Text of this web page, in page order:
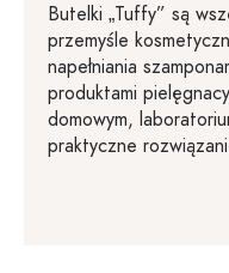
Butelki „Tuffy” są
przemyśle
napełniania
produktami
domowym,
praktyczne